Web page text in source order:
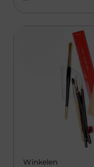
Winkelen